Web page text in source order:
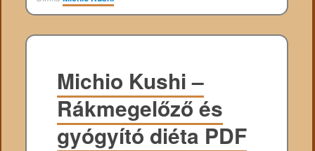
Michio Kushi –
Rákmegelőző és
gyógyító diéta PDF